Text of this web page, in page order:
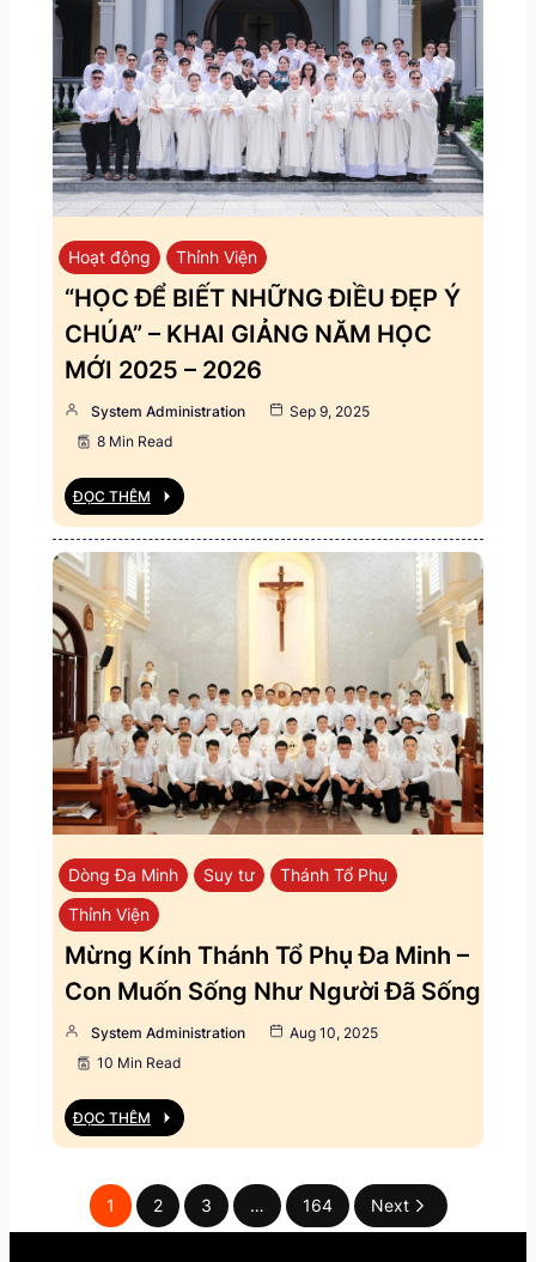
Hoạt động Thỉnh Viện
“HỌC ĐỂ BIẾT NHỮNG ĐIỀU ĐẸP Ý
CHÚA” – KHAI GIẢNG NĂM HỌC
MỚI 2025 – 2026
System Administration
Sep 9, 2025
8 Min Read
ĐỌC THÊM
Dòng Đa Minh Suy tư
Thánh Tổ Phụ
Thỉnh Viện
Mừng Kính Thánh Tổ Phụ Đa Minh –
Con Muốn Sống Như Người Đã Sống
System Administration
Aug 10, 2025
10 Min Read
ĐỌC THÊM
1 2 3 … 164 Next